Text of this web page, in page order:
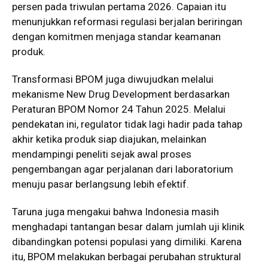
persen pada triwulan pertama 2026. Capaian itu
menunjukkan reformasi regulasi berjalan beriringan
dengan komitmen menjaga standar keamanan
produk.
Transformasi BPOM juga diwujudkan melalui
mekanisme New Drug Development berdasarkan
Peraturan BPOM Nomor 24 Tahun 2025. Melalui
pendekatan ini, regulator tidak lagi hadir pada tahap
akhir ketika produk siap diajukan, melainkan
mendampingi peneliti sejak awal proses
pengembangan agar perjalanan dari laboratorium
menuju pasar berlangsung lebih efektif.
Taruna juga mengakui bahwa Indonesia masih
menghadapi tantangan besar dalam jumlah uji klinik
dibandingkan potensi populasi yang dimiliki. Karena
itu, BPOM melakukan berbagai perubahan struktural